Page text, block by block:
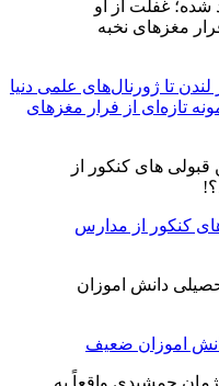
تا ژورنال‌های علمی دنیا
تازه‌ای از فرار مغزهای
های کنکور از مدارس
اموزان ضعیف